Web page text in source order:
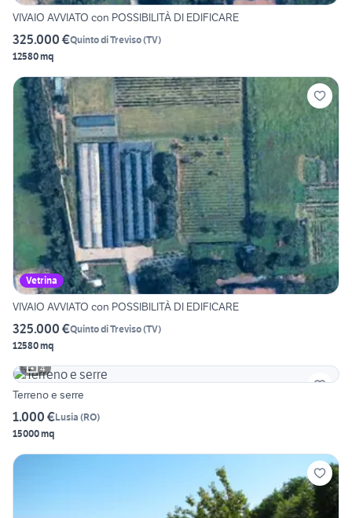
VIVAIO AVVIATO con POSSIBILITÀ DI EDIFICARE
325.000 €Quinto di Treviso(TV)
12580 mq
Vetrina
VIVAIO AVVIATO con POSSIBILITÀ DI EDIFICARE
325.000 €Quinto di Treviso(TV)
12580 mq
4
Terreno e serre
1.000 €Lusia (RO)
15000 mq